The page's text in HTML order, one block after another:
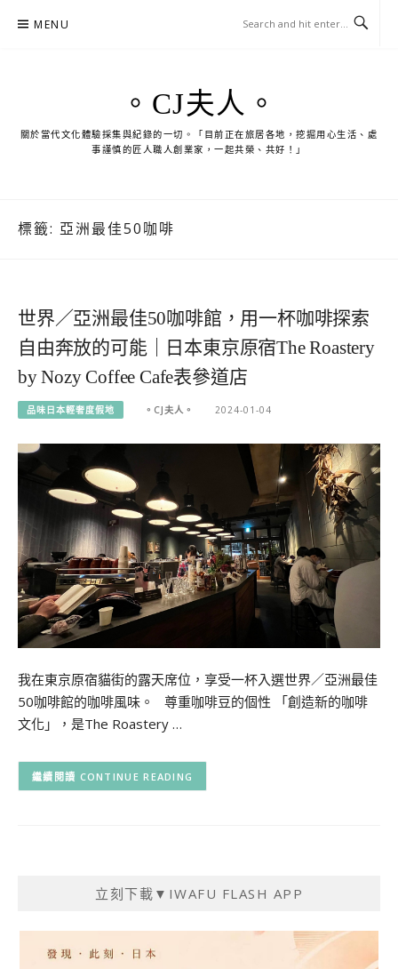
MENU
。CJ夫人。
關於當代文化體驗採集與紀錄的一切。「目前正在旅居各地，挖掘用心生活、處
事謹慎的匠人職人創業家，一起共榮、共好！」
標籤: 亞洲最佳50咖啡
世界／亞洲最佳50咖啡館，用一杯咖啡探索
自由奔放的可能｜日本東京原宿The Roastery
by Nozy Coffee Cafe表參道店
品味日本輕奢度假地 。CJ夫人。 2024-01-04
我在東京原宿貓街的露天席位，享受一杯入選世界／亞洲最佳
50咖啡館的咖啡風味。 尊重咖啡豆的個性 「創造新的咖啡
文化」，是The Roastery …
CONTINUE READING
立刻下載▼IWAFU FLASH APP